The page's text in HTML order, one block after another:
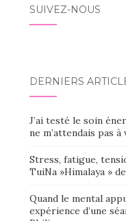
SUIVEZ-NOUS
DERNIERS
J’ai testé le soin
ne m’attendais pas
Stress, fatigue,
TuiNa »Himalaya »
Quand le mental
expérience d’une